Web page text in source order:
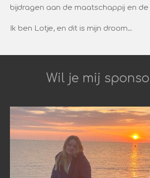
bijdragen aan de maatschappij en de
Ik ben Lotje, en dit is mijn droom…
Wil je mij